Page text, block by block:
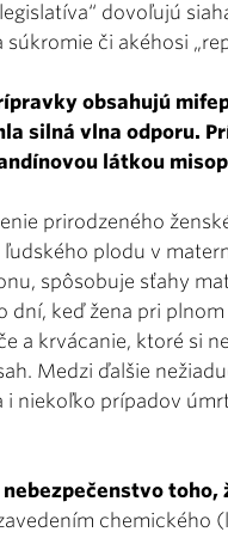
dovoľujú
súkromie či akéhosi
obsahujú
silná vlna odporu.
látkou
prirodzeného
plodu v
spôsobuje sťahy
dní, keď žena pri
a krvácanie, ktoré si
Medzi ďalšie
i niekoľko prípadov